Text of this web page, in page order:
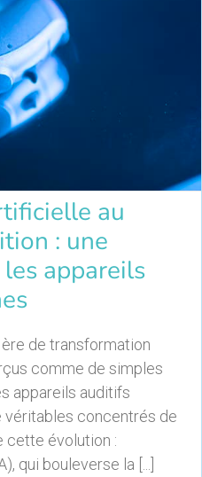
au
: une
appareils
ère de transformation
comme de simples
appareils auditifs
véritables concentrés de
cette évolution :
qui bouleverse la [...]